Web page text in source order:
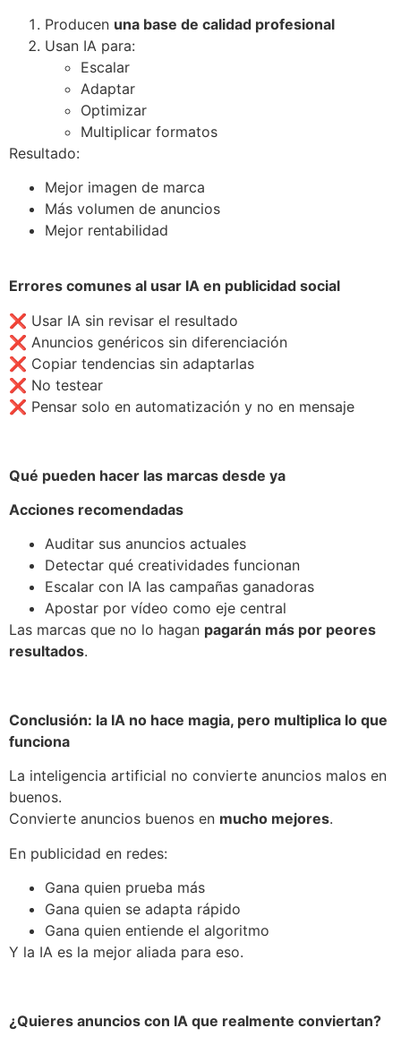
Producen una base de calidad profesional
Usan IA para:
Escalar
Adaptar
Optimizar
Multiplicar formatos
Resultado:
Mejor imagen de marca
Más volumen de anuncios
Mejor rentabilidad
Errores comunes al usar IA en publicidad social
❌ Usar IA sin revisar el resultado
❌ Anuncios genéricos sin diferenciación
❌ Copiar tendencias sin adaptarlas
❌ No testear
❌ Pensar solo en automatización y no en mensaje
Qué pueden hacer las marcas desde ya
Acciones recomendadas
Auditar sus anuncios actuales
Detectar qué creatividades funcionan
Escalar con IA las campañas ganadoras
Apostar por vídeo como eje central
Las marcas que no lo hagan pagarán más por peores
resultados.
Conclusión: la IA no hace magia, pero multiplica lo que
funciona
La inteligencia artificial no convierte anuncios malos en
buenos.
Convierte anuncios buenos en mucho mejores.
En publicidad en redes:
Gana quien prueba más
Gana quien se adapta rápido
Gana quien entiende el algoritmo
Y la IA es la mejor aliada para eso.
¿Quieres anuncios con IA que realmente conviertan?